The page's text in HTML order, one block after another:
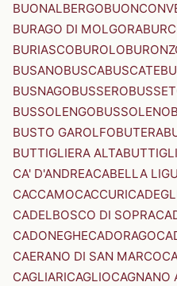
BUONALBERGO
BURAGO DI MOLGORA
BURIASCOBUROLO
BUSANOBUSCABUSCATE
BUSNAGOBUSSERO
BUSSOLENGOBUSSOLENO
BUSTO GAROLFOBUTERA
BUTTIGLIERA ALTA
CA' D'ANDREACABELLA
CACCAMOCACCURI
CADELBOSCO DI SOPRA
CADONEGHECADORAGO
CAERANO DI SAN MARCO
CAGLIARICAGLIOCAGNANO